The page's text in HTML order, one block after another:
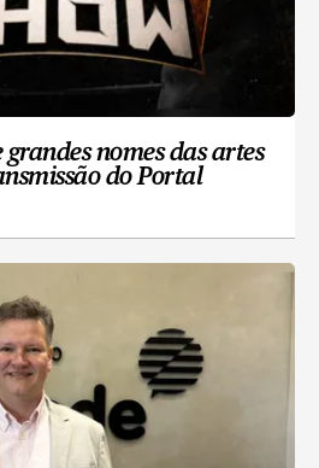
nomes das artes
do Portal